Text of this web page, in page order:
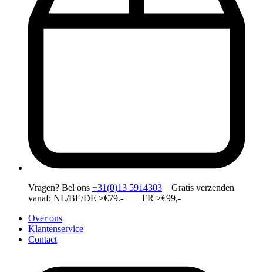
Vragen? Bel ons +31(0)13 5914303 Gratis verzenden
vanaf: NL/BE/DE >€79.- FR >€99,-
Over ons
Klantenservice
Contact